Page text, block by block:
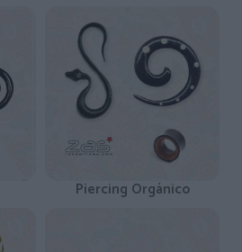
Piercing Orgánico